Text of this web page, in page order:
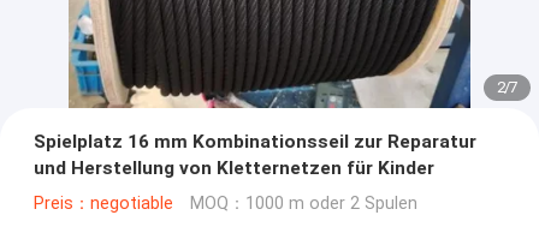
2/7
Spielplatz 16 mm Kombinationsseil zur Reparatur
und Herstellung von Kletternetzen für Kinder
Preis：negotiable MOQ：1000 m oder 2 Spulen